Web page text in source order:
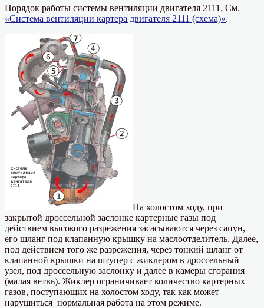
Порядок работы системы вентиляции двигателя 2111. См.
«Система вентиляции картера двигателя 2111 (схема)».
На холостом ходу, при
закрытой дроссельной заслонке картерные газы под
действием высокого разрежения засасываются через сапун,
его шланг под клапанную крышку на маслоотделитель. Далее,
под действием того же разрежения, через тонкий шланг от
клапанной крышки на штуцер с жиклером в дроссельный
узел, под дроссельную заслонку и далее в камеры сгорания
(малая ветвь). Жиклер ограничивает количество картерных
газов, поступающих на холостом ходу, так как может
нарушиться нормальная работа на этом режиме.